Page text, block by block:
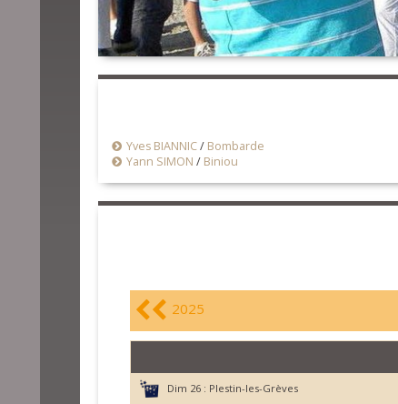
Yves BIANNIC/ Bombarde
Yann SIMON / Biniou
2025
Dim 26 : Plestin-les-Grèves